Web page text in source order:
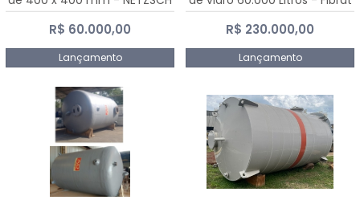
R$ 60.000,00
Lançamento
R$ 230.000,00
Lançamento